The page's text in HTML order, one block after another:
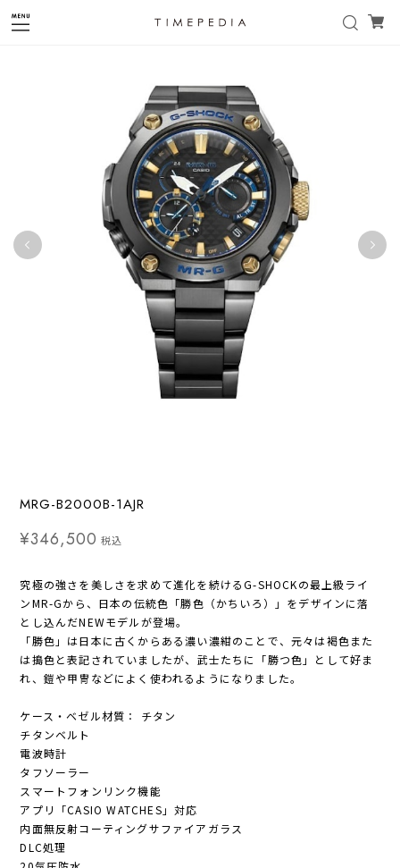
MRG-B2000B-1AJR
¥346,500 税込
究極の強さを美しさを求めて進化を続けるG-SHOCKの最上級ライ
ンMR-Gから、日本の伝統色「勝色（かちいろ）」をデザインに落
とし込んだNEWモデルが登場。
「勝色」は日本に古くからある濃い濃紺のことで、元々は褐色また
は搗色と表記されていましたが、武士たちに「勝つ色」として好ま
れ、鎧や甲冑などによく使われるようになりました。
ケース・ベゼル材質： チタン
チタンベルト
電波時計
タフソーラー
スマートフォンリンク機能
アプリ「CASIO WATCHES」対応
内面無反射コーティングサファイアガラス
DLC処理